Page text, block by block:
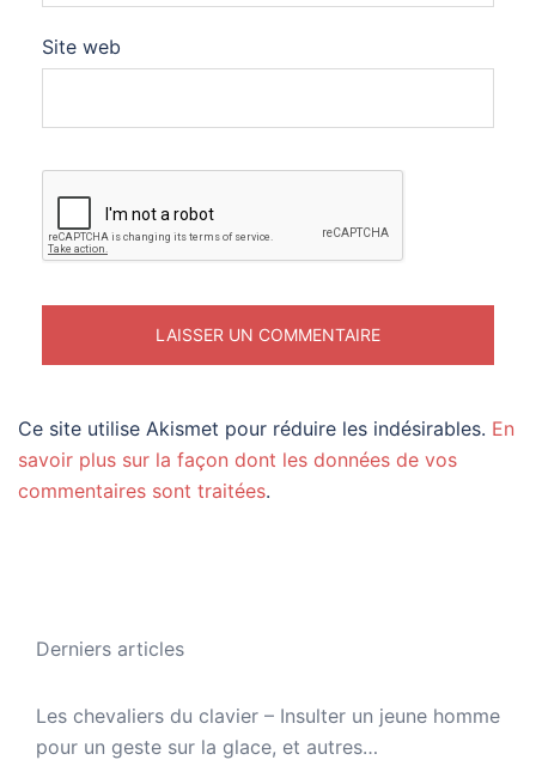
Site web
Ce site utilise Akismet pour réduire les indésirables. En
savoir plus sur la façon dont les données de vos
commentaires sont traitées.
Derniers articles
Les chevaliers du clavier – Insulter un jeune homme
pour un geste sur la glace, et autres…